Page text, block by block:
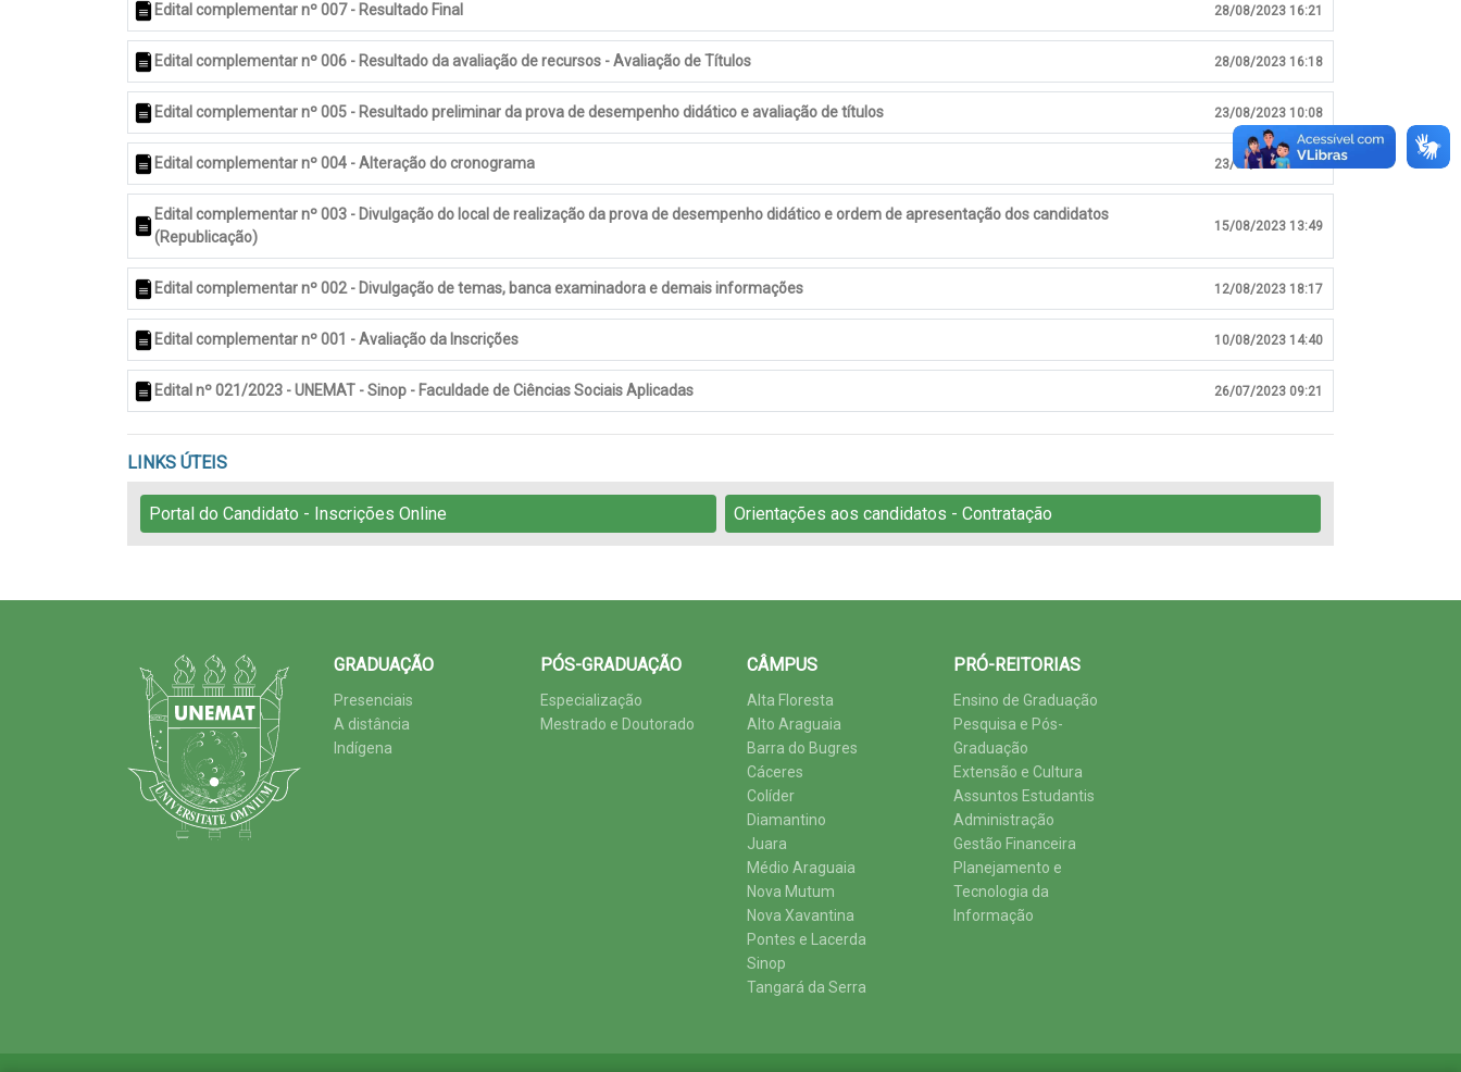
Edital complementar nº 007 - Resultado Final 28/08/2023 16:21
Edital complementar nº 006 - Resultado da avaliação de recursos - Avaliação de Títulos 28/08/2023 16:18
Edital complementar nº 005 - Resultado preliminar da prova de desempenho didático e avaliação de títulos 23/08/2023 10:08
Edital complementar nº 004 - Alteração do cronograma 23/08/2023 10:06
Edital complementar nº 003 - Divulgação do local de realização da prova de desempenho didático e ordem de apresentação dos candidatos
(Republicação)
15/08/2023 13:49
Edital complementar nº 002 - Divulgação de temas, banca examinadora e demais informações 12/08/2023 18:17
Edital complementar nº 001 - Avaliação da Inscrições 10/08/2023 14:40
Edital nº 021/2023 - UNEMAT - Sinop - Faculdade de Ciências Sociais Aplicadas 26/07/2023 09:21
LINKS ÚTEIS
Portal do Candidato - Inscrições Online Orientações aos candidatos - Contratação
GRADUAÇÃO
Presenciais
A distância
Indígena
PÓS-GRADUAÇÃO
Especialização
Mestrado e Doutorado
CÂMPUS
Alta Floresta
Alto Araguaia
Barra do Bugres
Cáceres
Colíder
Diamantino
Juara
Médio Araguaia
Nova Mutum
Nova Xavantina
Pontes e Lacerda
Sinop
Tangará da Serra
PRÓ-REITORIAS
Ensino de Graduação
Pesquisa e Pós-
Graduação
Extensão e Cultura
Assuntos Estudantis
Administração
Gestão Financeira
Planejamento e
Tecnologia da
Informação